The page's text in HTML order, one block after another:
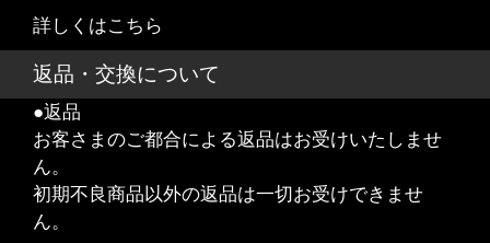
詳しくはこちら
返品・交換について
●返品
お客さまのご都合による返品はお受けいたしませ
ん。
初期不良商品以外の返品は一切お受けできませ
ん。